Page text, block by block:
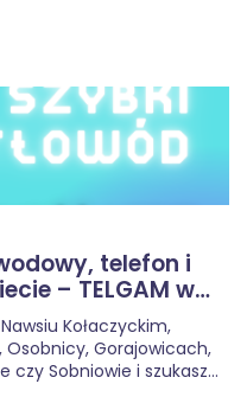
osiąga najwyższe
telefon i
– TELGAM w
Kołaczyckim,
Osobnicy, Gorajowicach,
czy Sobniowie i szukasz